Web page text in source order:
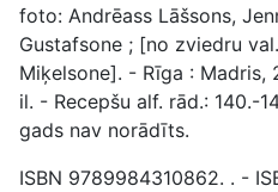
foto: Andrēass Lāšsons,
Gustafsone ; [no zviedru
Miķelsone]. - Rīga : Madris,
il. - Recepšu alf. rād.: 140.-
gads nav norādīts.
ISBN 9789984310862. . -